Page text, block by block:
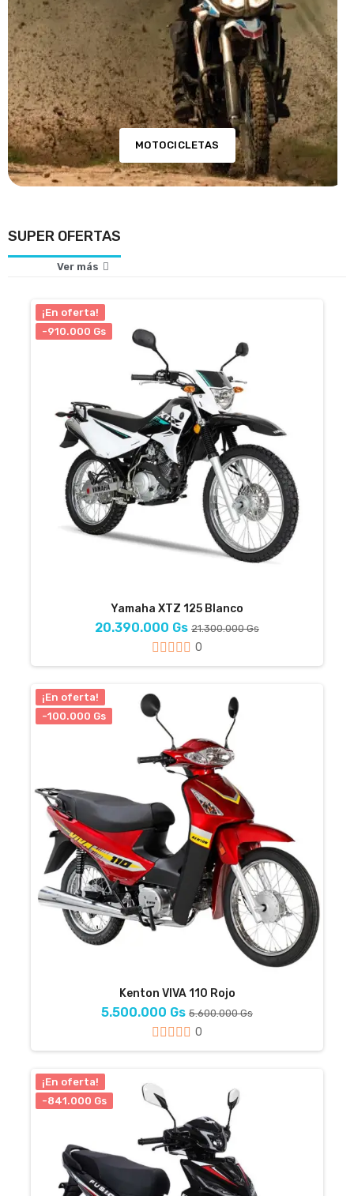
MOTOCICLETAS
SUPER OFERTAS
Ver más
¡En oferta!
-910.000 Gs
Yamaha XTZ 125 Blanco
20.390.000 Gs 21.300.000 Gs
0
¡En oferta!
-100.000 Gs
Kenton VIVA 110 Rojo
5.500.000 Gs 5.600.000 Gs
0
¡En oferta!
-841.000 Gs